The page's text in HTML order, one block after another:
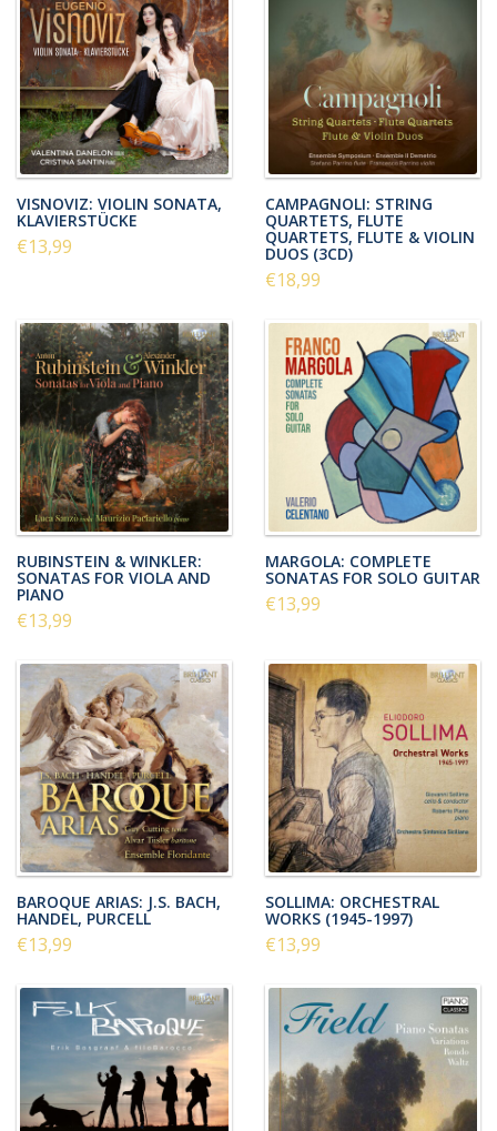
VISNOVIZ: VIOLIN SONATA,
KLAVIERSTÜCKE
€13,99
CAMPAGNOLI: STRING
QUARTETS, FLUTE
QUARTETS, FLUTE & VIOLIN
DUOS (3CD)
€18,99
RUBINSTEIN & WINKLER:
SONATAS FOR VIOLA AND
PIANO
€13,99
MARGOLA: COMPLETE
SONATAS FOR SOLO GUITAR
€13,99
BAROQUE ARIAS: J.S. BACH,
HANDEL, PURCELL
€13,99
SOLLIMA: ORCHESTRAL
WORKS (1945-1997)
€13,99